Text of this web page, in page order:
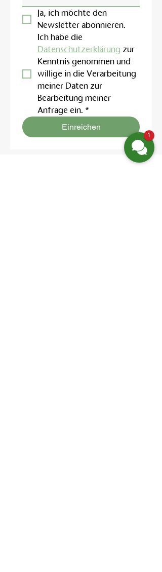
Ja, ich möchte den
Newsletter abonnieren.
Datenschutzerklärung zur
Kenntnis genommen und
willige in die Verarbeitung
meiner Daten zur
Bearbeitung meiner
Anfrage ein. *
Einreichen
1